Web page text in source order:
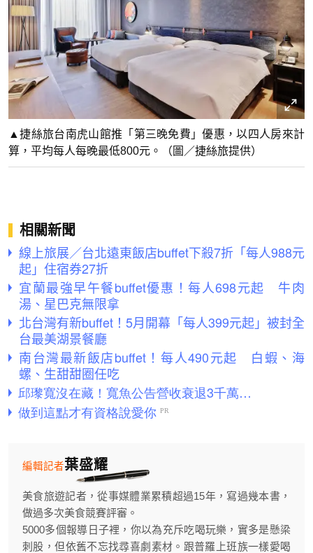
▲捷絲旅台南虎山館推「第三晚免費」優惠，以四人房來計
算，平均每人每晚最低800元。（圖／捷絲旅提供）
相關新聞
線上旅展／台北遠東飯店buffet下殺7折「每人988元
起」住宿券27折
宜蘭最強早午餐buffet優惠！每人698元起 牛肉
湯、星巴克無限拿
北台灣有新buffet！5月開幕「每人399元起」被封全
台最美湖景餐廳
南台灣最新飯店buffet！每人490元起 白蝦、海
螺、生甜甜圈任吃
葉盛耀
編輯記者
美食旅遊記者，從事媒體業累積超過15年，寫過幾本書，
做過多次美食競賽評審。
5000多個報導日子裡，你以為充斥吃喝玩樂，實多是懸梁
刺股，但依舊不忘找尋喜劇素材。跟普羅上班族一樣愛喝